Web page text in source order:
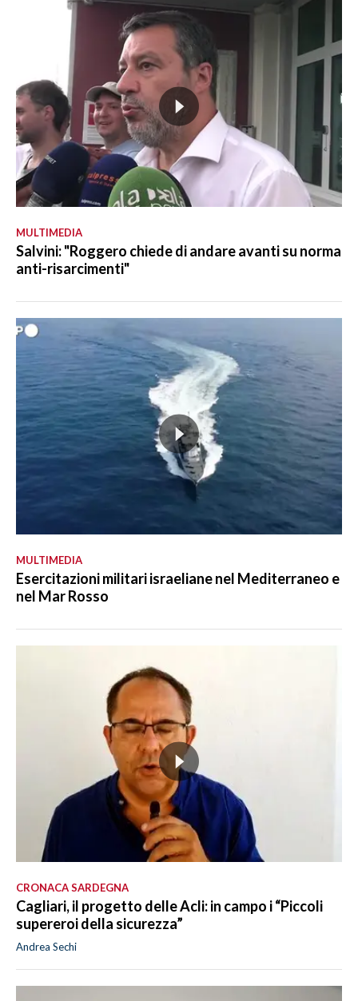
MULTIMEDIA
Salvini: "Roggero chiede di andare avanti su norma
anti-risarcimenti"
MULTIMEDIA
Esercitazioni militari israeliane nel Mediterraneo e
nel Mar Rosso
CRONACA SARDEGNA
Cagliari, il progetto delle Acli: in campo i “Piccoli
supereroi della sicurezza”
Andrea Sechi